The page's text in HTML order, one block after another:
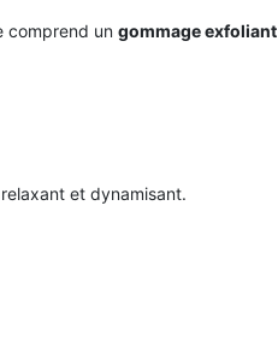
comprend un gommage exfoliant
et dynamisant.